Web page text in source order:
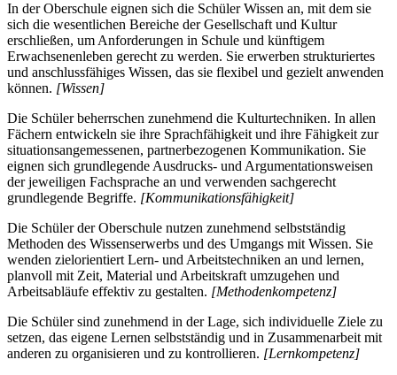
In der Oberschule eignen sich die Schüler Wissen an, mit dem sie
sich die wesentlichen Bereiche der Gesellschaft und Kultur
erschließen, um Anforderungen in Schule und künftigem
Erwachsenenleben gerecht zu werden. Sie erwerben strukturiertes
und anschlussfähiges Wissen, das sie flexibel und gezielt anwenden
können. [Wissen]
Die Schüler beherrschen zunehmend die Kulturtechniken. In allen
Fächern entwickeln sie ihre Sprachfähigkeit und ihre Fähigkeit zur
situationsangemessenen, partnerbezogenen Kommunikation. Sie
eignen sich grundlegende Ausdrucks- und Argumentationsweisen
der jeweiligen Fachsprache an und verwenden sachgerecht
grundlegende Begriffe. [Kommunikationsfähigkeit]
Die Schüler der Oberschule nutzen zunehmend selbstständig
Methoden des Wissenserwerbs und des Umgangs mit Wissen. Sie
wenden zielorientiert Lern- und Arbeitstechniken an und lernen,
planvoll mit Zeit, Material und Arbeitskraft umzugehen und
Arbeitsabläufe effektiv zu gestalten. [Methodenkompetenz]
Die Schüler sind zunehmend in der Lage, sich individuelle Ziele zu
setzen, das eigene Lernen selbstständig und in Zusammenarbeit mit
anderen zu organisieren und zu kontrollieren. [Lernkompetenz]